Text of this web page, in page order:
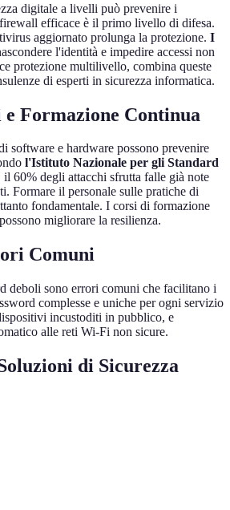
digitale a livelli può prevenire i
efficace è il primo livello di difesa.
aggiornato prolunga la protezione. I
l'identità e impedire accessi non
protezione multilivello, combina queste
di esperti in sicurezza informatica.
Formazione Continua
software e hardware possono prevenire
l'Istituto Nazionale per gli Standard
60% degli attacchi sfrutta falle già note
Formare il personale sulle pratiche di
fondamentale. I corsi di formazione
migliorare la resilienza.
Comuni
deboli sono errori comuni che facilitano i
complesse e uniche per ogni servizio
incustoditi in pubblico, e
alle reti Wi-Fi non sicure.
di Sicurezza